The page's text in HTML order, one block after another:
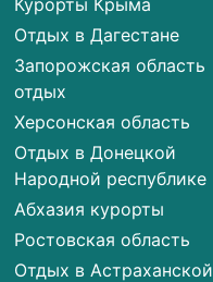
Курорты Крыма
Отдых в Дагестане
Запорожская область
отдых
Херсонская область
Отдых в Донецкой
Народной республике
Абхазия курорты
Ростовская область
Отдых в Астраханской